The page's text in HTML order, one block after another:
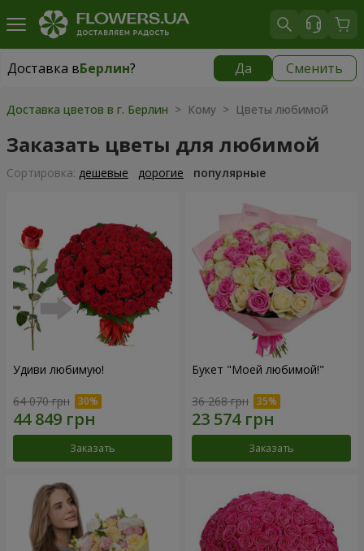
Доставка вБерлин? Да Сменить
Доставка вБерлин|
Доставка цветов в г. Берлин > Кому > Цветы любимой
Заказать цветы для любимой
Cортировка: дешевые дорогие популярные
Удиви любимую!
64 070 грн
Заказать
Букет "Моей любимой!"
36 268 грн
Заказать